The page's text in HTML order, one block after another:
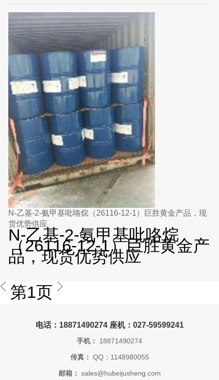
N-乙基-2-氨甲基吡咯烷（26116-12-1）巨胜黄金产品，现
货优势供应
N-乙基-2-氨甲基吡咯烷
（26116-12-1）巨胜黄金产
品，现货优势供应
第1页
电话：18871490274 座机：027-59599241
手机： 18871490274
传真： QQ：1148980055
邮箱： sales@hubeijusheng.com